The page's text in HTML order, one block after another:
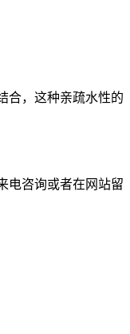
合，这种亲疏水性的
电咨询或者在网站留